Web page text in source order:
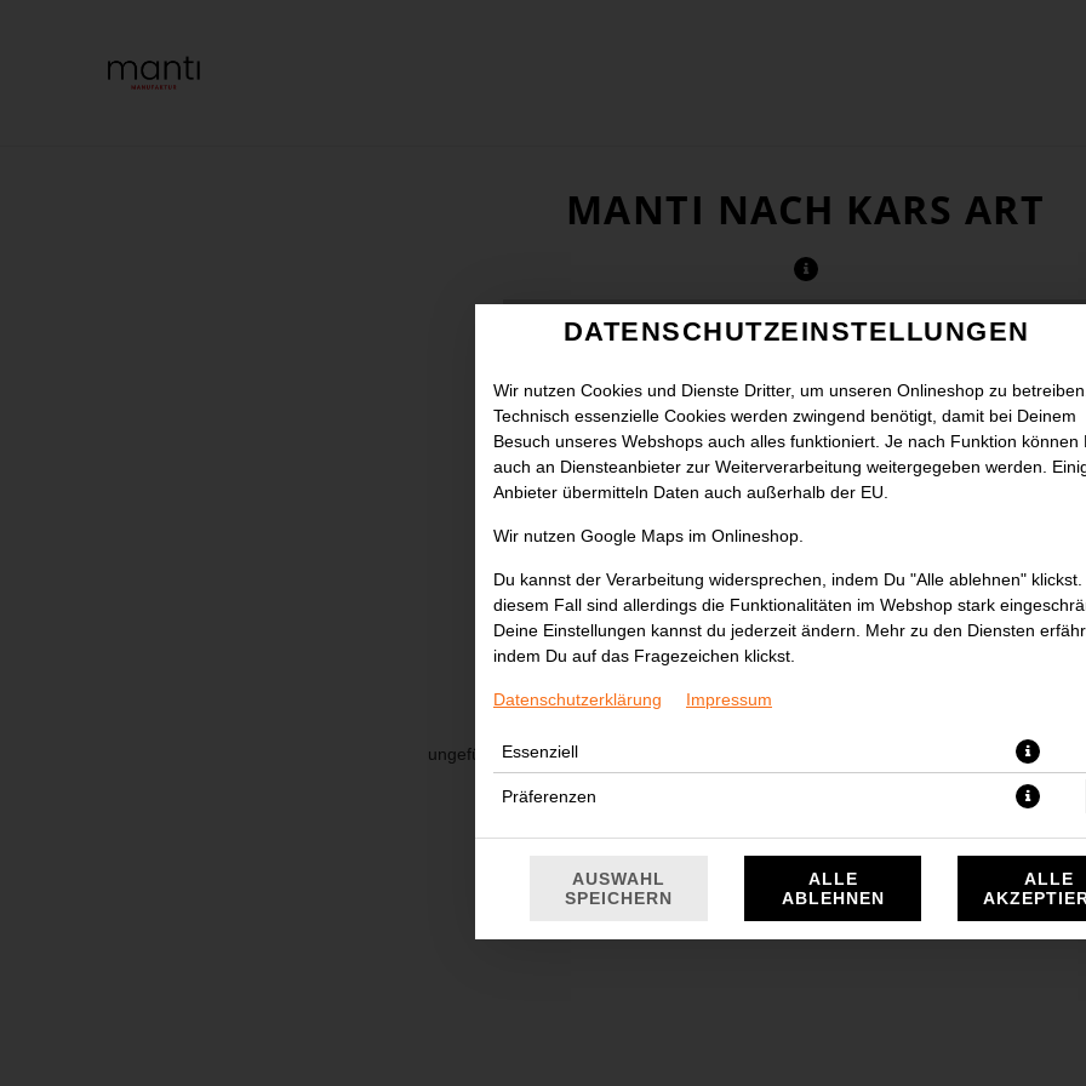
MANTI NACH KARS ART
ungefüllte Hingal Manti, mit Knoblauchjoghurt, Walnüssen, gebratene Zwiebeln und
* Die Preise können nach Auswahl des Stores variieren.
DATENSCHUTZEINSTELLUNGEN
Wir nutzen Cookies und Dienste Dritter, um unseren Onlineshop zu betreiben.
Technisch essenzielle Cookies werden zwingend benötigt, damit bei Deinem
Besuch unseres Webshops auch alles funktioniert. Je nach Funktion können
auch an Diensteanbieter zur Weiterverarbeitung weitergegeben werden.
Anbieter übermitteln Daten auch außerhalb der EU.
Wir nutzen Google Maps im Onlineshop.
Du kannst der Verarbeitung widersprechen, indem Du "Alle ablehnen" klickst.
diesem Fall sind allerdings die Funktionalitäten im Webshop stark
Deine Einstellungen kannst du jederzeit ändern. Mehr zu den Diensten
indem Du auf das Fragezeichen klickst.
Datenschutzerklärung Impressum
Essenziell
Präferenzen
AUSWAHL
SPEICHERN
ALLE
ABLEHNEN
ALLE